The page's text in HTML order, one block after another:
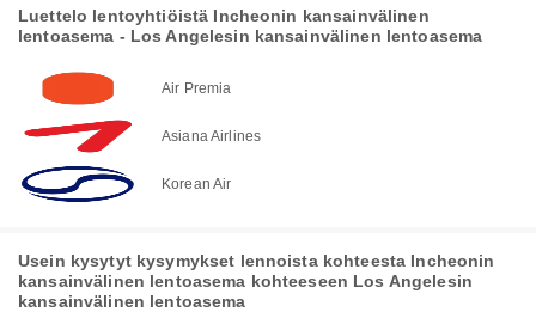
Luettelo lentoyhtiöistä Incheonin kansainvälinen
lentoasema - Los Angelesin kansainvälinen lentoasema
Air Premia
Asiana Airlines
Korean Air
Usein kysytyt kysymykset lennoista kohteesta Incheonin
kansainvälinen lentoasema kohteeseen Los Angelesin
kansainvälinen lentoasema